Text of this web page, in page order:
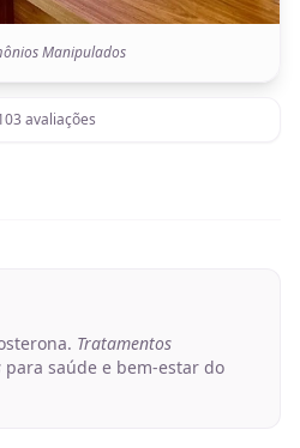
Manipulados
avaliações
Tratamentos
para saúde e bem-estar do